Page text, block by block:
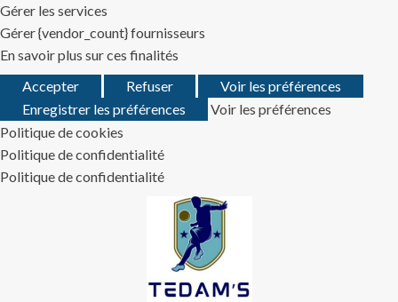
Gérer les services
Gérer {vendor_count} fournisseurs
En savoir plus sur ces finalités
Accepter
Refuser
Voir les préférences
Enregistrer les préférences
Voir les préférences
Politique de cookies
Politique de confidentialité
Politique de confidentialité